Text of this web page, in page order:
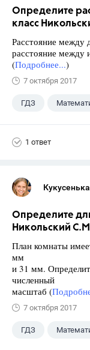
Определите
класс
Расстояние между
расстояние между
(Подробнее...)
7 октября 2017
ГДЗ
1 ответ
Определите
Никольский
План комнаты
мм
и 31 мм.
численный
масштаб (
7 октября 2017
ГДЗ